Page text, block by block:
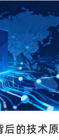
后的技术原